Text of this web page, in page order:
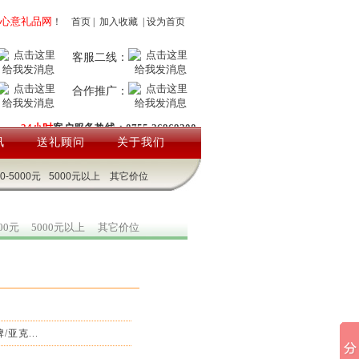
心意礼品网 ！ 首页 加入收藏 设为首页
客服二线：
合作推广：
24小时客户服务热线：0755-26969200
送礼顾问 关于我们
5000元 5000元以上 其它价位
元 5000元以上 其它价位
/亚克...